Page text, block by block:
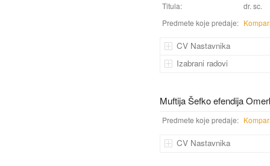
Titula:
dr. sc.
Predmete koje predaje:
CV Nastavnika
Izabrani radovi
Muftija Šefko efendija
Predmete koje predaje:
CV Nastavnika